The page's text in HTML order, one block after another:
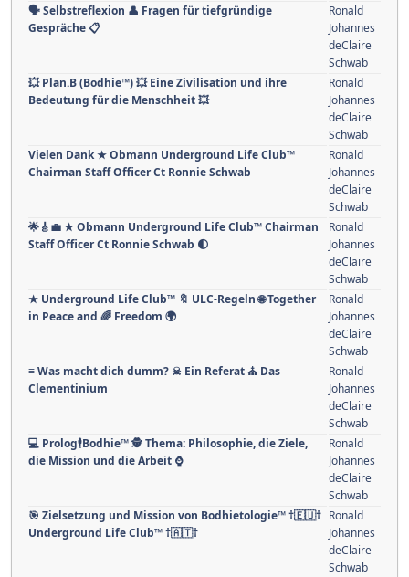
🗣 Selbstreflexion 👤 Fragen für tiefgründige
Gespräche 📋
Ronald
Johannes
deClaire
Schwab
💥 Plan.B (Bodhie™) 💥 Eine Zivilisation und ihre
Bedeutung für die Menschheit 💥
Ronald
Johannes
deClaire
Schwab
Vielen Dank ★ Obmann Underground Life Club™
Chairman Staff Officer Ct Ronnie Schwab
Ronald
Johannes
deClaire
Schwab
🌟🎸💼 ★ Obmann Underground Life Club™ Chairman
Staff Officer Ct Ronnie Schwab 🌓
Ronald
Johannes
deClaire
Schwab
★ Underground Life Club™ 🔖 ULC-Regeln 🌐 Together
in Peace and 🌈 Freedom 🌍
Ronald
Johannes
deClaire
Schwab
≡ Was macht dich dumm? ☠ Ein Referat ⛪ Das
Clementinium
Ronald
Johannes
deClaire
Schwab
💻 Prolog🕴Bodhie™ 🕵️ Thema: Philosophie, die Ziele,
die Mission und die Arbeit ⌚️
Ronald
Johannes
deClaire
Schwab
🎯 Zielsetzung und Mission von Bodhietologie™ †🇪🇺†
Underground Life Club™ †🇦🇹†
Ronald
Johannes
deClaire
Schwab